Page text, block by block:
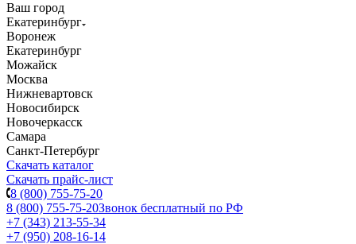
Ваш город
Екатеринбург
Воронеж
Екатеринбург
Можайск
Москва
Нижневартовск
Новосибирск
Новочеркасск
Самара
Санкт-Петербург
Скачать каталог
Скачать прайс-лист
8 (800) 755-75-20
8 (800) 755-75-20Звонок бесплатный по РФ
+7 (343) 213-55-34
+7 (950) 208-16-14